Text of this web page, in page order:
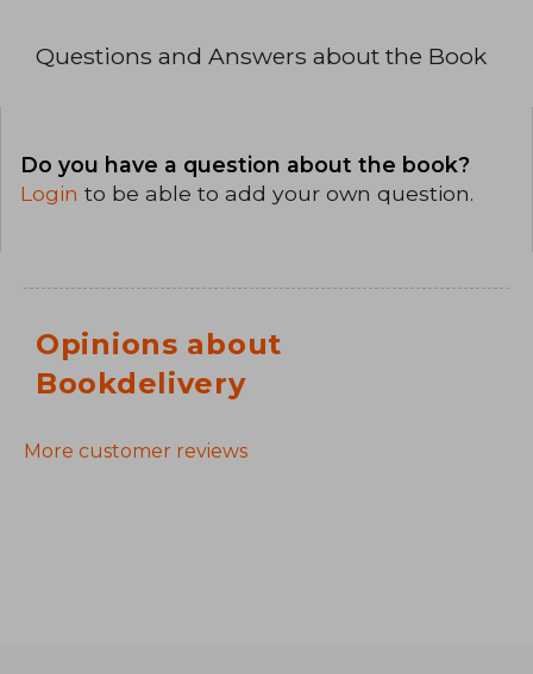
Questions and Answers about the Book
Do you have a question about the book?
Login to be able to add your own question.
Opinions about
Bookdelivery
More customer reviews